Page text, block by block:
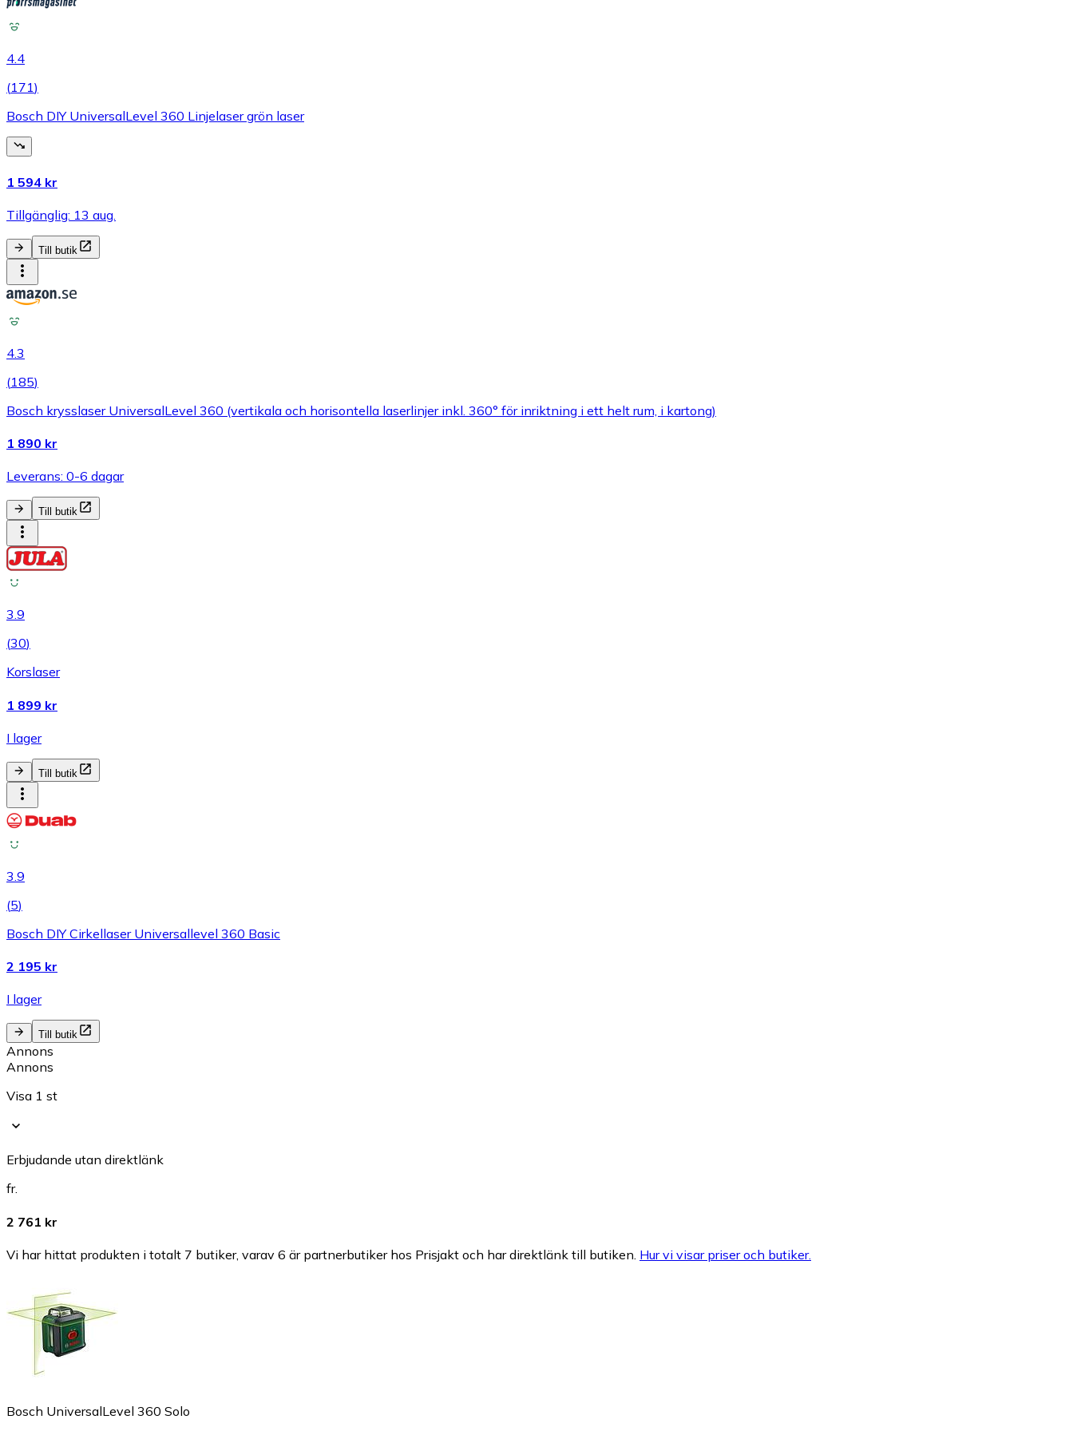
4.4
(171)
Bosch DIY UniversalLevel 360 Linjelaser grön laser
1 594 kr
Tillgänglig: 13 aug.
Till butik
4.3
(185)
Bosch krysslaser UniversalLevel 360 (vertikala och horisontella laserlinjer inkl. 360° för inriktning i ett helt rum, i kartong)
1 890 kr
Leverans: 0-6 dagar
Till butik
3.9
(30)
Korslaser
1 899 kr
I lager
Till butik
3.9
(5)
Bosch DIY Cirkellaser Universallevel 360 Basic
2 195 kr
I lager
Till butik
Annons
Annons
Visa 1 st
Erbjudande utan direktlänk
fr.
2 761 kr
Vi har hittat produkten i totalt 7 butiker, varav 6 är partnerbutiker hos Prisjakt och har direktlänk till butiken. Hur vi visar priser och butiker.
Bosch UniversalLevel 360 Solo